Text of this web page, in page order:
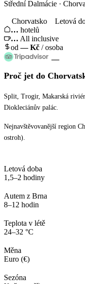
Střední Dalmácie ·
Chorvatsko Letová
… hotelů
… All inclusive
od—Kč / osoba
—
Proč jet do
Split, Trogir, Makarská
Diokleciánův palác.
Nejnavštěvovanější region
ostroh).
Letová doba
1,5–2 hodiny
Autem z Brna
8–12 hodin
Teplota v létě
24–32 °C
Měna
Euro (€)
Sezóna